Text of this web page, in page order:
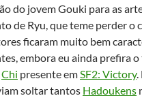
do jovem Gouki para as
de Ryu, que teme perder o
ficaram muito bem
embora eu ainda prefira
Chi presente emSF2: Victory.
soltar tantos Hadoukens